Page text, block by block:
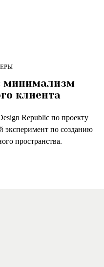
минимализм
клиента
Republic по проекту
эксперимент по созданию
пространства.